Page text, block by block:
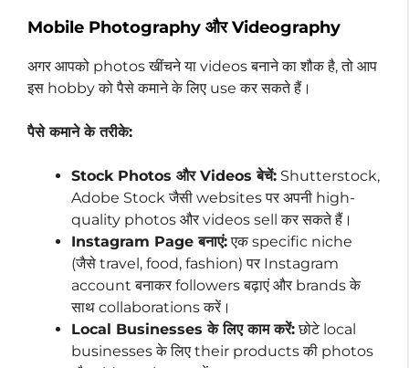
Mobile Photography और Videography
अगर आपको photos खींचने या videos बनाने का शौक है, तो आप
इस hobby को पैसे कमाने के लिए use कर सकते हैं।
पैसे कमाने के तरीके:
Stock Photos और Videos बेचें: Shutterstock,
Adobe Stock जैसी websites पर अपनी high-
quality photos और videos sell कर सकते हैं।
Instagram Page बनाएं:एक specific niche
(जैसे travel, food, fashion) पर Instagram
account बनाकर followers बढ़ाएं और brands के
साथ collaborations करें।
Local Businesses के लिए काम करें:छोटे local
businesses के लिए their products की photos